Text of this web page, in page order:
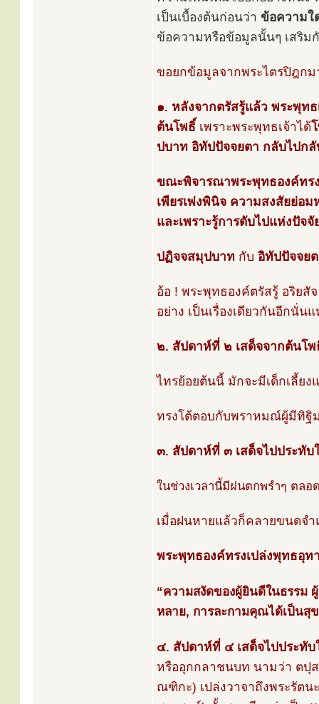
เป็นเบื้องต้นก่อนว่า ข้อความใ
ข้อความหรือข้อมูลนั้นๆ เสริม
ขอยกข้อมูลจากพระไตรปิฎกม
๑. หลังจากตรัสรู้แล้ว พระพุท
ต้นโพธิ์ เพราะพระพุทธเจ้าได้
ปบาท อิทัปปัจจยตา กลับไปก
ขณะพิจารณาพระพุทธองค์ทร
เพียรเพ่งพินิจ ความสงสัยย่อ
และเพราะรู้การดับไปแห่งปัจ
ปฏิจจสมุปบาท กับ อิทัปปัจจย
อ้อ ! พระพุทธองค์ตรัสรู้ อริย
อย่าง เป็นเรื่องเดียวกันอีกนั่น
๒. สัปดาห์ที่ ๒ เสด็จจากต้นโ
ไทรย้อยต้นนี้ มักจะมีเด็กเลี้ย
ทรงโต้ตอบกับพราหมณ์ผู้มีทิ
๓. สัปดาห์ที่ ๓ เสด็จไปประทั
ในช่วงเวลานี้มีฝนตกพรำๆ ตล
เมื่อฝนหายแล้วก็คลายขนดจ
พระพุทธองค์ทรงเปล่งพุทธอุท
“ความสงัดของผู้ยินดีในธรรม
หลาย, การละกามคุณได้เป็นสุ
๔. สัปดาห์ที่ ๔ เสด็จไปประทั
หรืออุกกลาชนบท นามว่า ตปุ
ณฑิกะ) เปล่งวาจาถึงพระรัต